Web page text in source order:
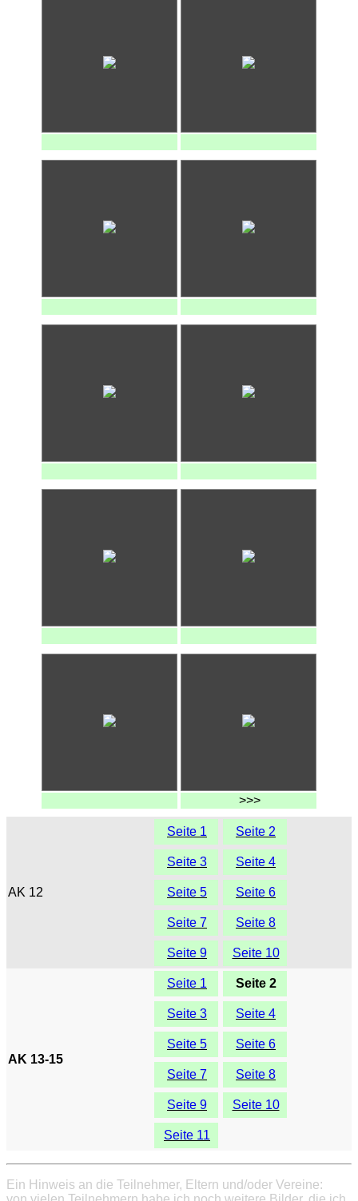
>>>
AK 12
Seite 1 Seite 2
Seite 3 Seite 4
Seite 5 Seite 6
Seite 7 Seite 8
Seite 9 Seite 10
AK 13-15
Seite 1 Seite 2
Seite 3 Seite 4
Seite 5 Seite 6
Seite 7 Seite 8
Seite 9 Seite 10
Seite 11
Ein Hinweis an die Teilnehmer, Eltern und/oder Vereine: